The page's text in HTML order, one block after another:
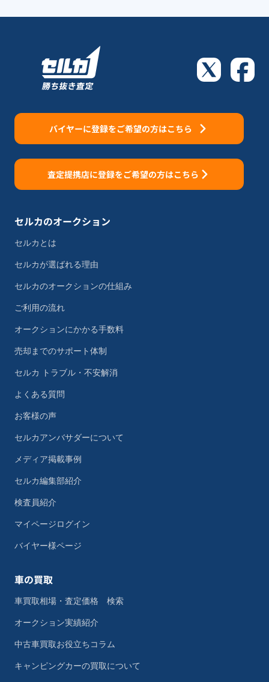
バイヤーに登録をご希望の方はこちら
査定提携店に登録をご希望の方はこちら
セルカのオークション
セルカとは
セルカが選ばれる理由
セルカのオークションの仕組み
ご利用の流れ
オークションにかかる手数料
売却までのサポート体制
セルカ トラブル・不安解消
よくある質問
お客様の声
セルカアンバサダーについて
メディア掲載事例
セルカ編集部紹介
検査員紹介
マイページログイン
バイヤー様ページ
車の買取
車買取相場・査定価格 検索
オークション実績紹介
中古車買取お役立ちコラム
キャンピングカーの買取について